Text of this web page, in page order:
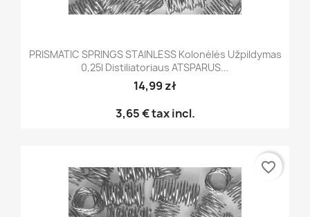
PRISMATIC SPRINGS STAINLESS Kolonėlės Užpildymas
0,25l Distiliatoriaus ATSPARUS...
14,99 zł
3,65 €tax incl.
favorite_border